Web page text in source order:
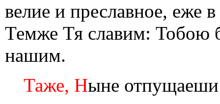
велие и преславное, еже
Темже Тя славим: Тобою
нашим.
Таже, Ныне